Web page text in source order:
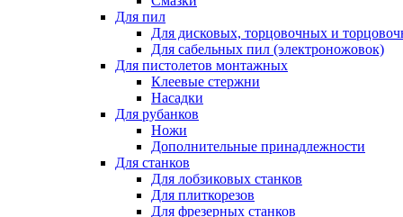
Для пил
Для дисковых, торцовочных и
Для сабельных пил (электроножовок)
Для пистолетов монтажных
Клеевые стержни
Насадки
Для рубанков
Ножи
Дополнительные принадлежности
Для станков
Для лобзиковых станков
Для плиткорезов
Для фрезерных станков